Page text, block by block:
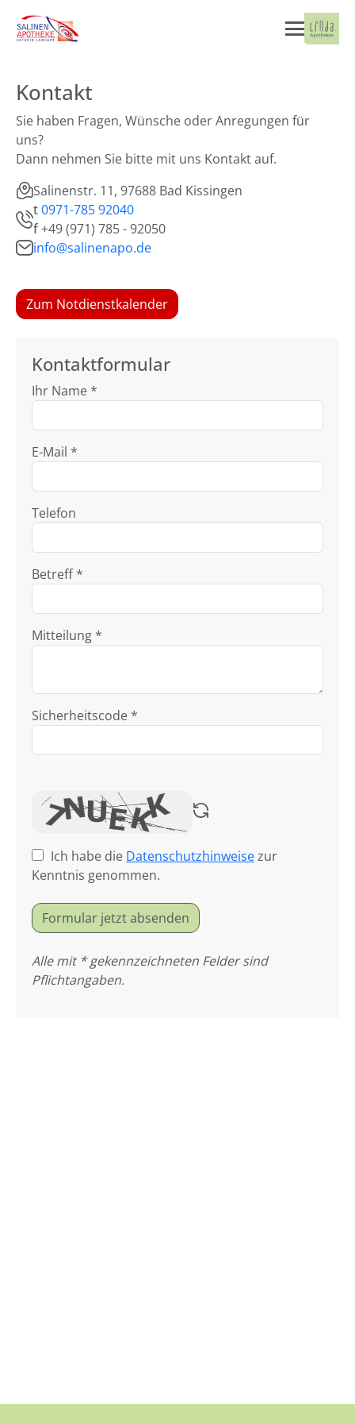
Kontakt
Sie haben Fragen, Wünsche oder Anregungen für
uns?
Dann nehmen Sie bitte mit uns Kontakt auf.
Salinenstr. 11, 97688 Bad Kissingen
t0971-785 92040
f+49 (971) 785 - 92050
info@salinenapo.de
Zum Notdienstkalender
Kontaktformular
Ihr Name *
E-Mail *
Telefon
Betreff *
Mitteilung *
Sicherheitscode *
Ich habe die Datenschutzhinweisezur
Kenntnis genommen.
Formular jetzt absenden
Alle mit * gekennzeichneten Felder sind
Pflichtangaben.